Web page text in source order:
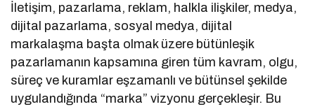
İletişim, pazarlama, reklam, halkla ilişkiler, medya,
dijital pazarlama, sosyal medya, dijital
markalaşma başta olmak üzere bütünleşik
pazarlamanın kapsamına giren tüm kavram, olgu,
süreç ve kuramlar eşzamanlı ve bütünsel şekilde
uygulandığında “marka” vizyonu gerçekleşir. Bu